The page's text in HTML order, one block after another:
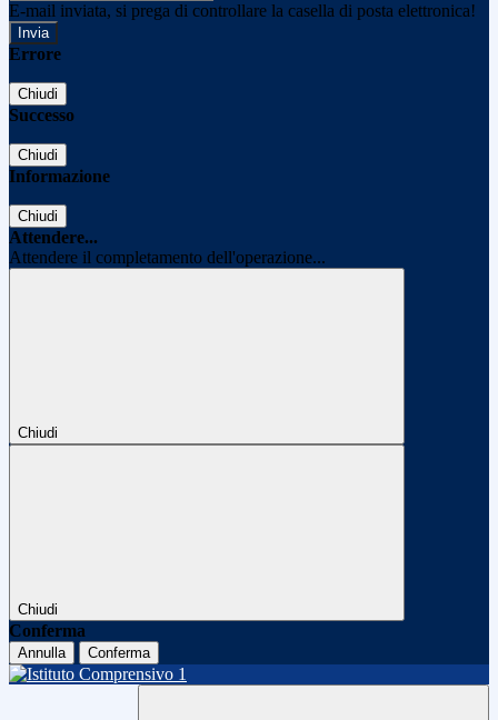
E-mail inviata, si prega di controllare la casella di posta elettronica!
Errore
Chiudi
Successo
Chiudi
Informazione
Chiudi
Attendere...
Attendere il completamento dell'operazione...
Chiudi
Chiudi
Conferma
Annulla Conferma